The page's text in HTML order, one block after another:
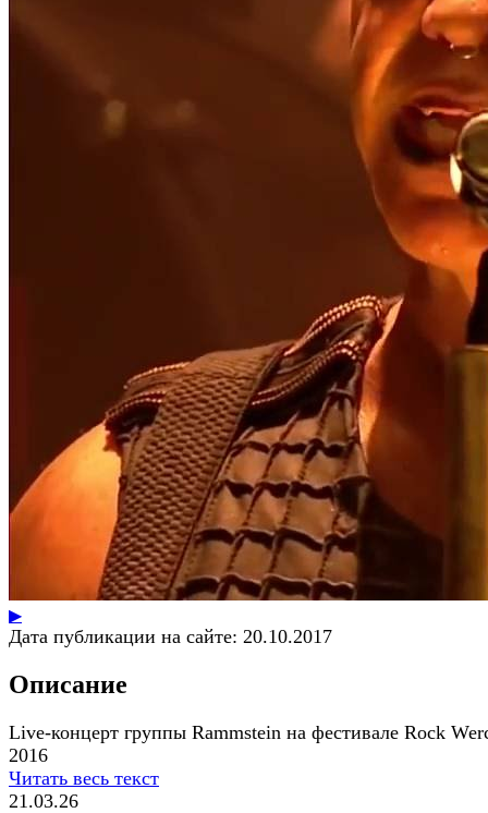
▶
Дата публикации на сайте: 20.10.2017
Описание
Live-концерт группы Rammstein на фестивале Rock
2016
Читать весь текст
21.03.26